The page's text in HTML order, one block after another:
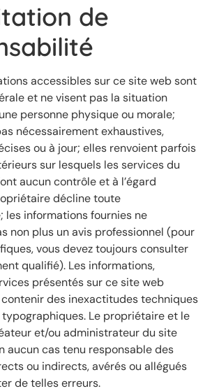
de
accessibles sur ce site web sont
et ne visent pas la situation
personne physique ou morale;
nécessairement exhaustives,
ou à jour; elles renvoient parfois
sur lesquels les services du
aucun contrôle et à l’égard
décline toute
les informations fournies ne
non plus un avis professionnel (pour
vous devez toujours consulter
qualifié). Les informations,
présentés sur ce site web
des inexactitudes techniques
Le propriétaire et le
et/ou administrateur du site
aucun cas tenu responsable des
ou indirects, avérés ou allégués
de telles erreurs.